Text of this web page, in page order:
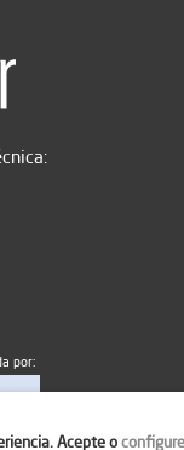
por:
Acepte oconfigure